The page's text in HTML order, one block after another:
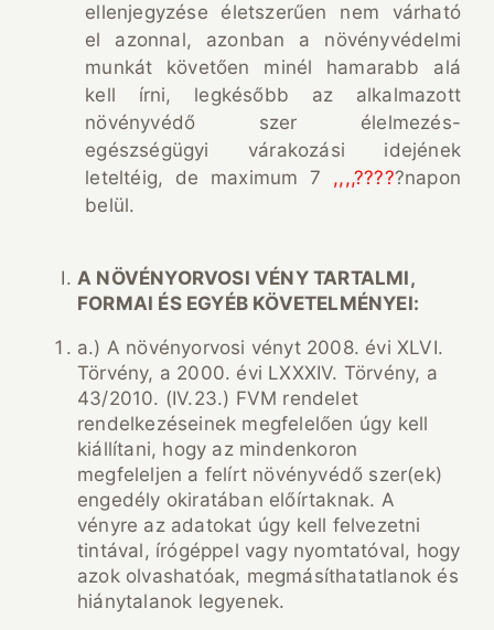
ellenjegyzése életszerűen nem várható
el azonnal, azonban a növényvédelmi
munkát követően minél hamarabb alá
kell írni, legkésőbb az alkalmazott
növényvédő szer élelmezés-
egészségügyi várakozási idejének
leteltéig, de maximum 7 ,,,,?????napon
belül.
A NÖVÉNYORVOSI VÉNY TARTALMI,
FORMAI ÉS EGYÉB KÖVETELMÉNYEI:
a.) A növényorvosi vényt 2008. évi XLVI.
Törvény, a 2000. évi LXXXIV. Törvény, a
43/2010. (IV.23.) FVM rendelet
rendelkezéseinek megfelelően úgy kell
kiállítani, hogy az mindenkoron
megfeleljen a felírt növényvédő szer(ek)
engedély okiratában előírtaknak. A
vényre az adatokat úgy kell felvezetni
tintával, írógéppel vagy nyomtatóval, hogy
azok olvashatóak, megmásíthatatlanok és
hiánytalanok legyenek.